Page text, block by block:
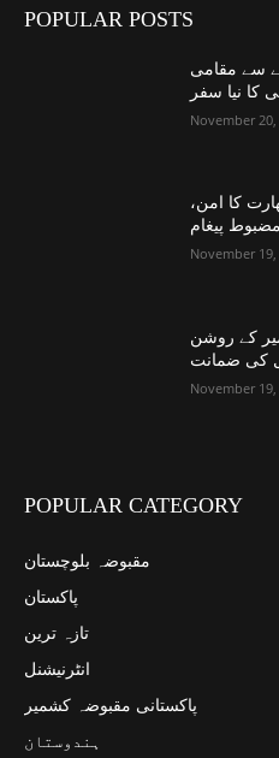
POPULAR POSTS
سے مقامی
کا نیا سفر
November 20,
کا امن،
پیغام
November 19,
کے روشن
کی ضمانت
November 19,
POPULAR CATEGORY
مقبوضہ بلوچستان
پاکستان
تازہ ترین
انٹرنیشنل
پاکستانی مقبوضہ کشمیر
ہندوستان